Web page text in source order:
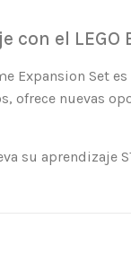
con el
Expansion Set
ofrece nuevas
su aprendizaje